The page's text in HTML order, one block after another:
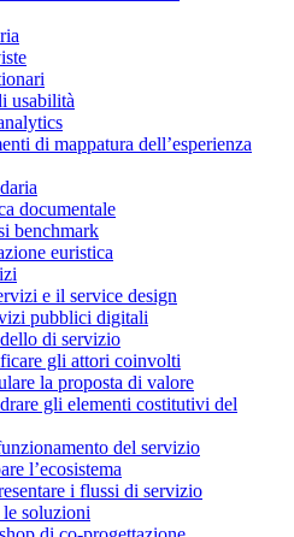
usabilità
di mappatura dell’esperienza
documentale
benchmark
euristica
e il service design
pubblici digitali
di servizio
gli attori coinvolti
la proposta di valore
gli elementi costitutivi del
del servizio
l’ecosistema
i flussi di servizio
soluzioni